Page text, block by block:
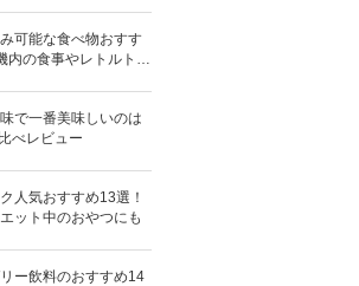
可能な食べ物おすす
内の食事やレトルト食
で一番美味しいのは
べレビュー
人気おすすめ13選！
ット中のおやつにも
ー飲料のおすすめ14